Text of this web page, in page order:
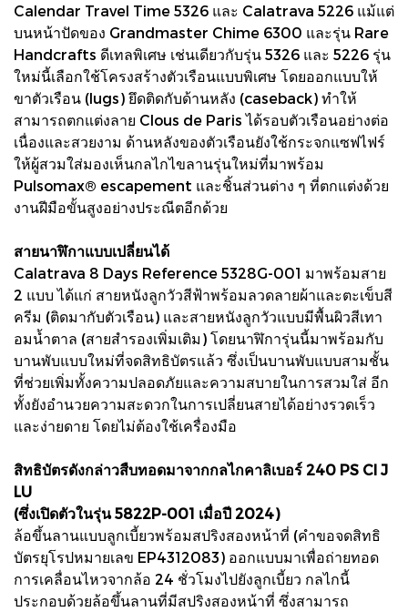
Calendar Travel Time 5326 และ Calatrava 5226 แม้แต่
บนหน้าปัดของ Grandmaster Chime 6300 และรุ่น Rare
Handcrafts ดีเทลพิเศษ เช่นเดียวกับรุ่น 5326 และ 5226 รุ่น
ใหม่นี้เลือกใช้โครงสร้างตัวเรือนแบบพิเศษ โดยออกแบบให้
ขาตัวเรือน (lugs) ยึดติดกับด้านหลัง (caseback) ทำให้
สามารถตกแต่งลาย Clous de Paris ได้รอบตัวเรือนอย่างต่อ
เนื่องและสวยงาม ด้านหลังของตัวเรือนยังใช้กระจกแซฟไฟร์
ให้ผู้สวมใส่มองเห็นกลไกไขลานรุ่นใหม่ที่มาพร้อม
Pulsomax® escapement และชิ้นส่วนต่าง ๆ ที่ตกแต่งด้วย
งานฝีมือขั้นสูงอย่างประณีตอีกด้วย
สายนาฬิกาแบบเปลี่ยนได้
Calatrava 8 Days Reference 5328G-001 มาพร้อมสาย
2 แบบ ได้แก่ สายหนังลูกวัวสีฟ้าพร้อมลวดลายผ้าและตะเข็บสี
ครีม (ติดมากับตัวเรือน) และสายหนังลูกวัวแบบมีพื้นผิวสีเทา
อมน้ำตาล (สายสำรองเพิ่มเติม) โดยนาฬิการุ่นนี้มาพร้อมกับ
บานพับแบบใหม่ที่จดสิทธิบัตรแล้ว ซึ่งเป็นบานพับแบบสามชั้น
ที่ช่วยเพิ่มทั้งความปลอดภัยและความสบายในการสวมใส่ อีก
ทั้งยังอำนวยความสะดวกในการเปลี่ยนสายได้อย่างรวดเร็ว
และง่ายดาย โดยไม่ต้องใช้เครื่องมือ
สิทธิบัตรดังกล่าวสืบทอดมาจากกลไกคาลิเบอร์ 240 PS CI J
LU
(ซึ่งเปิดตัวในรุ่น 5822P-001 เมื่อปี 2024)
ล้อขึ้นลานแบบลูกเบี้ยวพร้อมสปริงสองหน้าที่ (คำขอจดสิทธิ
บัตรยุโรปหมายเลข EP4312083) ออกแบบมาเพื่อถ่ายทอด
การเคลื่อนไหวจากล้อ 24 ชั่วโมงไปยังลูกเบี้ยว กลไกนี้
ประกอบด้วยล้อขึ้นลานที่มีสปริงสองหน้าที่ ซึ่งสามารถ